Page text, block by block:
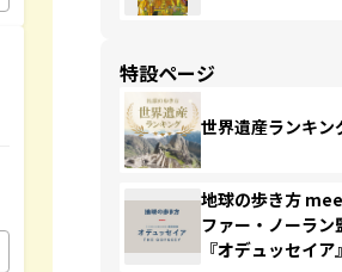
特設ページ
世界遺産ランキン
地球の歩き方
ファー・ノーラン
『オデュッセイア』